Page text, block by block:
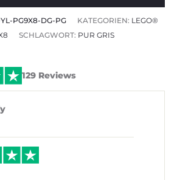
PG9X8-DG-PG KATEGORIEN: LEGO®
SCHLAGWORT: PUR GRIS
129 Reviews